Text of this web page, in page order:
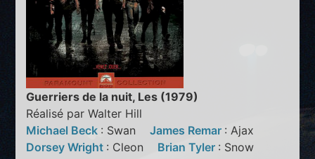
Guerriers de la nuit, Les (1979)
Réalisé par Walter Hill
Michael Beck : SwanJames Remar : Ajax
Dorsey Wright : Cleon Brian Tyler : Snow